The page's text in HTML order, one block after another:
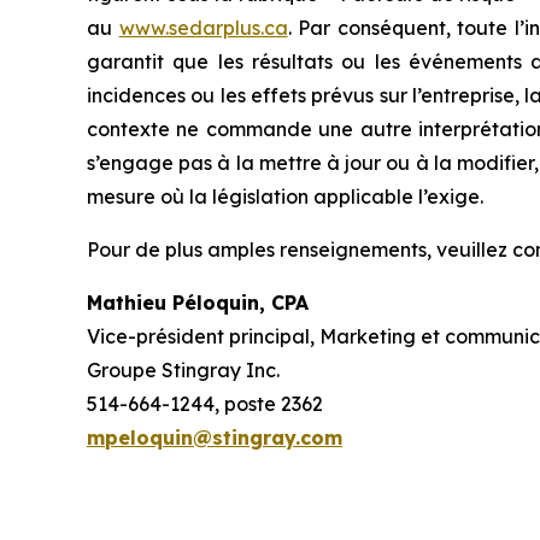
au www.sedarplus.ca. Par conséquent, toute
garantit que les résultats ou les événements
incidences ou les effets prévus sur
contexte ne commande une autre
s’engage pas à la mettre à jour ou à la
mesure où la législation applicable l’exige.
Pour de plus amples renseignements, veuillez
Mathieu Péloquin, CPA
Vice-président principal, Marketing et
Groupe Stingray Inc.
514-664-1244, poste 2362
mpeloquin@stingray.com